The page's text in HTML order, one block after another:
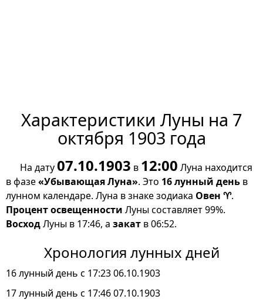
Характеристики Луны на 7
октября 1903 года
На дату07.10.1903 в 12:00 Луна находится
в фазе«Убывающая Луна». Это 16 лунный день в
лунном календаре. Луна в знаке зодиака Овен ♈.
Процент освещенности Луны составляет 99%.
ВосходЛуны в 17:46, а закат в 06:52.
Хронология лунных дней
16 лунный день с 17:23 06.10.1903
17 лунный день с 17:46 07.10.1903